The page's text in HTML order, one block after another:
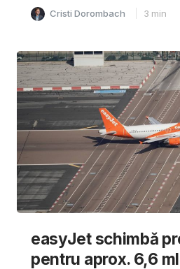
Cristi Dorombach 3 min
easyJet schimbă
pentru aprox. 6,6